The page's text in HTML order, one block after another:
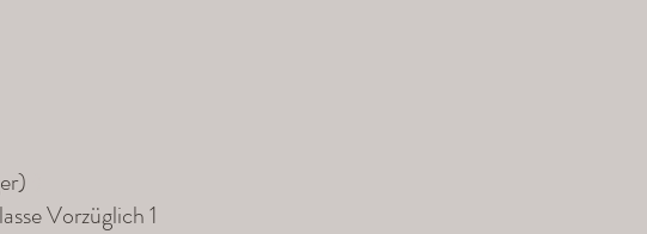
Vorzüglich 1